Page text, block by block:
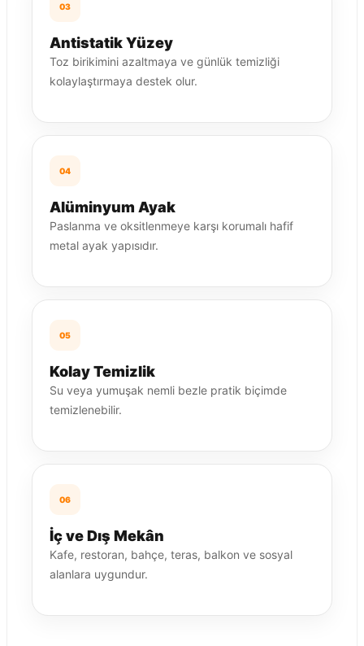
03
Antistatik Yüzey
Toz birikimini azaltmaya ve günlük temizliği
kolaylaştırmaya destek olur.
04
Alüminyum Ayak
Paslanma ve oksitlenmeye karşı korumalı hafif
metal ayak yapısıdır.
05
Kolay Temizlik
Su veya yumuşak nemli bezle pratik biçimde
temizlenebilir.
06
İç ve Dış Mekân
Kafe, restoran, bahçe, teras, balkon ve sosyal
alanlara uygundur.